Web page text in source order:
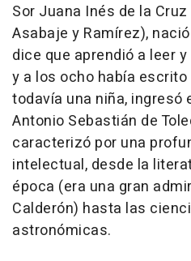
Sor Juana Inés de la
Asabaje y Ramírez),
dice que aprendió a leer
y a los ocho había
todavía una niña, ingresó
Antonio Sebastián de
caracterizó por una
intelectual, desde la
época (era una gran
Calderón) hasta las
astronómicas.